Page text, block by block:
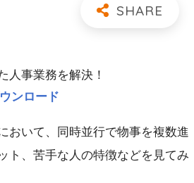
人事業務を解決！
ンロード
おいて、同時並行で物事を複数進
ト、苦手な人の特徴などを見てみ